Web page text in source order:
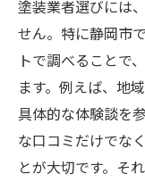
塗装業者選びには
せん。特に静岡市
トで調べることで
ます。例えば、地
具体的な体験談を
な口コミだけでな
とが大切です。そ